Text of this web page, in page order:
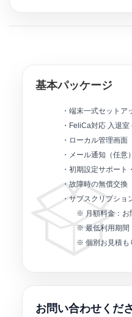
基本パッケージ
・端末一式セットア
・FeliCa対応 入退
・ローカル管理画面
・メール通知（任意）
・初期設定サポート
・故障時の無償交換
・サブスクリプショ
※ 月額料金：お
※ 最低利用期間
※ 個別お見積も
お問い合わせくだ